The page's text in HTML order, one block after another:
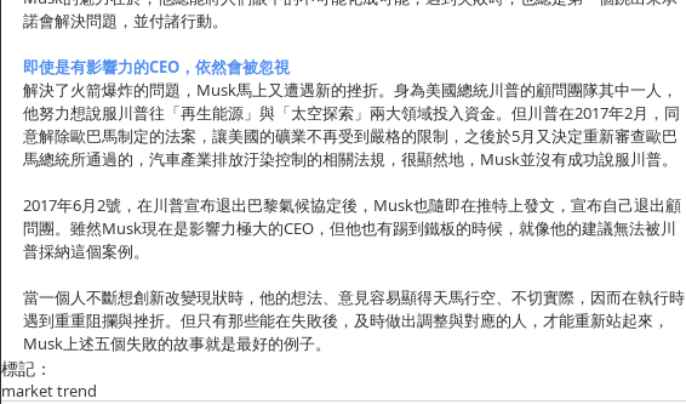
諾會解決問題，並付諸行動。
即使是有影響力的CEO，依然會被忽視
解決了火箭爆炸的問題，Musk馬上又遭遇新的挫折。身為美國總統川普的顧問團隊其中一人，
他努力想說服川普往「再生能源」與「太空探索」兩大領域投入資金。但川普在2017年2月，同
意解除歐巴馬制定的法案，讓美國的礦業不再受到嚴格的限制，之後於5月又決定重新審查歐巴
馬總統所通過的，汽車產業排放汙染控制的相關法規，很顯然地，Musk並沒有成功說服川普。
2017年6月2號，在川普宣布退出巴黎氣候協定後，Musk也隨即在推特上發文，宣布自己退出顧
問團。雖然Musk現在是影響力極大的CEO，但他也有踢到鐵板的時候，就像他的建議無法被川
普採納這個案例。
當一個人不斷想創新改變現狀時，他的想法、意見容易顯得天馬行空、不切實際，因而在執行時
遇到重重阻攔與挫折。但只有那些能在失敗後，及時做出調整與對應的人，才能重新站起來，
Musk上述五個失敗的故事就是最好的例子。
標記：
market trend